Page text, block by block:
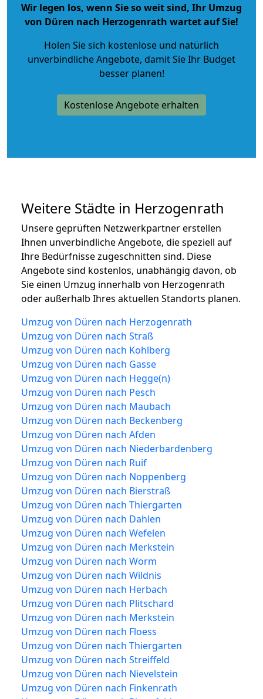
Wir legen los, wenn Sie so weit sind, Ihr Umzug
von Düren nach Herzogenrath wartet auf Sie!
Holen Sie sich kostenlose und natürlich
unverbindliche Angebote, damit Sie Ihr Budget
besser planen!
Kostenlose Angebote erhalten
Weitere Städte in Herzogenrath
Unsere geprüften Netzwerkpartner erstellen
Ihnen unverbindliche Angebote, die speziell auf
Ihre Bedürfnisse zugeschnitten sind. Diese
Angebote sind kostenlos, unabhängig davon, ob
Sie einen Umzug innerhalb von Herzogenrath
oder außerhalb Ihres aktuellen Standorts planen.
Umzug von Düren nach Herzogenrath
Umzug von Düren nach Straß
Umzug von Düren nach Kohlberg
Umzug von Düren nach Gasse
Umzug von Düren nach Hegge(n)
Umzug von Düren nach Pesch
Umzug von Düren nach Maubach
Umzug von Düren nach Beckenberg
Umzug von Düren nach Afden
Umzug von Düren nach Niederbardenberg
Umzug von Düren nach Ruif
Umzug von Düren nach Noppenberg
Umzug von Düren nach Bierstraß
Umzug von Düren nach Thiergarten
Umzug von Düren nach Dahlen
Umzug von Düren nach Wefelen
Umzug von Düren nach Merkstein
Umzug von Düren nach Worm
Umzug von Düren nach Wildnis
Umzug von Düren nach Herbach
Umzug von Düren nach Plitschard
Umzug von Düren nach Merkstein
Umzug von Düren nach Floess
Umzug von Düren nach Thiergarten
Umzug von Düren nach Streiffeld
Umzug von Düren nach Nievelstein
Umzug von Düren nach Finkenrath